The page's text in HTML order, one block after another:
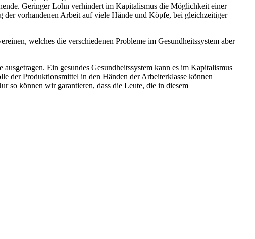
Geringer Lohn verhindert im Kapitalismus die Möglichkeit einer
der vorhandenen Arbeit auf viele Hände und Köpfe, bei gleichzeitiger
welches die verschiedenen Probleme im Gesundheitssystem aber
Ein gesundes Gesundheitssystem kann es im Kapitalismus
der Produktionsmittel in den Händen der Arbeiterklasse können
so können wir garantieren, dass die Leute, die in diesem